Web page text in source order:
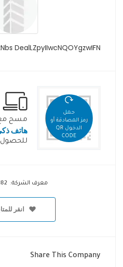
DealLZpyIIwcNQOYgzwIFN
حمل
رمز المصادقة أو
الدخول QR
CODE
مسح
هاتف
للحصول
معرف الشركة: 00004182
انقر
Share This Company